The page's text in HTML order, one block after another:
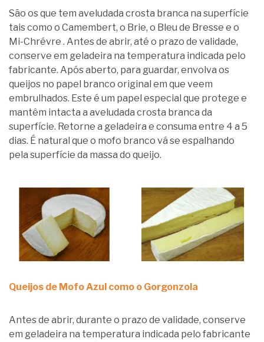
São os que tem aveludada crosta branca na superfície
tais como o Camembert, o Brie, o Bleu de Bresse e o
Mi-Chrévre . Antes de abrir, até o prazo de validade,
conserve em geladeira na temperatura indicada pelo
fabricante. Após aberto, para guardar, envolva os
queijos no papel branco original em que veem
embrulhados. Este é um papel especial que protege e
mantêm intacta a aveludada crosta branca da
superfície. Retorne a geladeira e consuma entre 4 a 5
dias. É natural que o mofo branco vá se espalhando
pela superfície da massa do queijo.
Queijos de Mofo Azul como o Gorgonzola
Antes de abrir, durante o prazo de validade, conserve
em geladeira na temperatura indicada pelo fabricante